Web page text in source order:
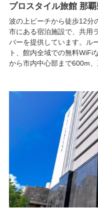
プロスタイル旅館 那
波の上ビーチから徒歩12分
市にある宿泊施設で、共用
バーを提供しています。ル
ト、館内全域での無料WiFi
から市内中心部まで600m、